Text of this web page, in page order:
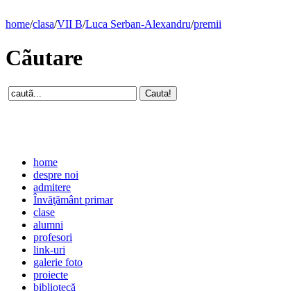
home/clasa/VII B/Luca Serban-Alexandru/premii
Cãutare
home
despre noi
admitere
Învăţământ primar
clase
alumni
profesori
link-uri
galerie foto
proiecte
bibliotecă